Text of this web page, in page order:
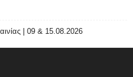
| 09 & 15.08.2026